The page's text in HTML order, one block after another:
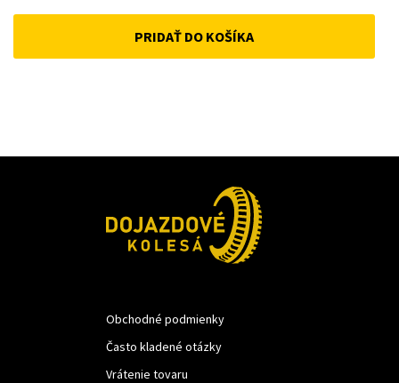
price
was:
price
is:
PRIDAŤ DO KOŠÍKA
Obchodné podmienky
Často kladené otázky
Vrátenie tovaru